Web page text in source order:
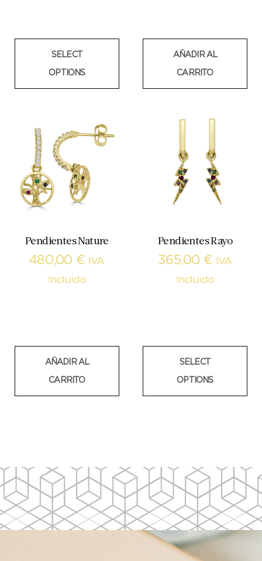
SELECT
OPTIONS
AÑADIR AL
CARRITO
Pendientes Nature
480,00 €
IVA
Incluido
AÑADIR AL
CARRITO
Pendientes Rayo
365,00 €
IVA
Incluido
SELECT
OPTIONS